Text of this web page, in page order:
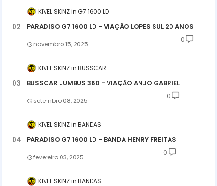
KIVEL SKINZ G7 1600 LD
PARADISO G7 1600 LD - VIAÇÃO LOPES SUL 20 ANOS
novembro 15, 2025
0
KIVEL SKINZ BUSSCAR
BUSSCAR JUMBUS 360 - VIAÇÃO ANJO GABRIEL
setembro 08, 2025
0
KIVEL SKINZ BANDAS
PARADISO G7 1600 LD - BANDA HENRY FREITAS
fevereiro 03, 2025
0
KIVEL SKINZ BANDAS